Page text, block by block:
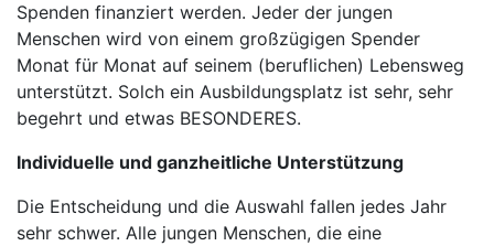
Spenden finanziert werden. Jeder der jungen
Menschen wird von einem großzügigen Spender
Monat für Monat auf seinem (beruflichen) Lebensweg
unterstützt. Solch ein Ausbildungsplatz ist sehr, sehr
begehrt und etwas BESONDERES.
Individuelle und ganzheitliche Unterstützung
Die Entscheidung und die Auswahl fallen jedes Jahr
sehr schwer. Alle jungen Menschen, die eine